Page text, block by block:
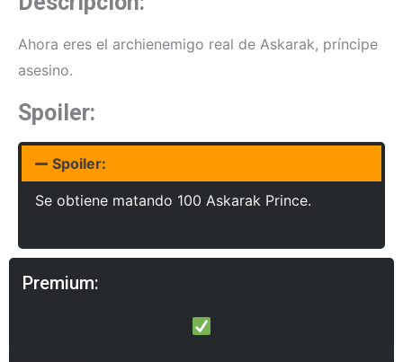
Ahora eres el archienemigo real de Askarak, príncipe
asesino.
Spoiler:
Spoiler:
Se obtiene matando 100 Askarak Prince.
Premium: